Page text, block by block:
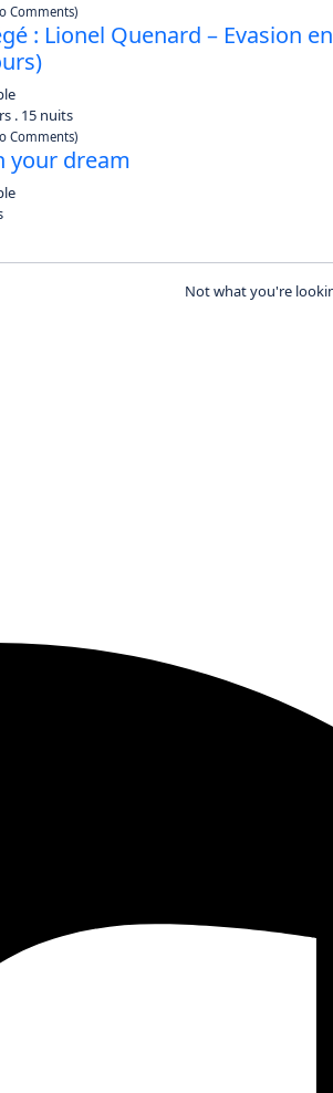
Comments)
: Lionel Quenard – Evasion
. 15 nuits
Comments)
your dream
Not what you're